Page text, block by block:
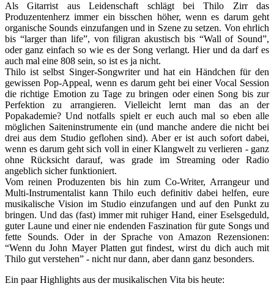
Als Gitarrist aus Leidenschaft schlägt bei Thilo Zirr das
Produzentenherz immer ein bisschen höher, wenn es darum geht
organische Sounds einzufangen und in Szene zu setzen. Von ehrlich
bis “larger than life”, von filigran akustisch bis “Wall of Sound”,
oder ganz einfach so wie es der Song verlangt. Hier und da darf es
auch mal eine 808 sein, so ist es ja nicht.
Thilo ist selbst Singer-Songwriter und hat ein Händchen für den
gewissen Pop-Appeal, wenn es darum geht bei einer Vocal Session
die richtige Emotion zu Tage zu bringen oder einen Song bis zur
Perfektion zu arrangieren. Vielleicht lernt man das an der
Popakademie? Und notfalls spielt er euch auch mal so eben alle
möglichen Saiteninstrumente ein (und manche andere die nicht bei
drei aus dem Studio geflohen sind). Aber er ist auch sofort dabei,
wenn es darum geht sich voll in einer Klangwelt zu verlieren - ganz
ohne Rücksicht darauf, was grade im Streaming oder Radio
angeblich sicher funktioniert.
Vom reinen Produzenten bis hin zum Co-Writer, Arrangeur und
Multi-Instrumentalist kann Thilo euch definitiv dabei helfen, eure
musikalische Vision im Studio einzufangen und auf den Punkt zu
bringen. Und das (fast) immer mit ruhiger Hand, einer Eselsgeduld,
guter Laune und einer nie endenden Faszination für gute Songs und
fette Sounds. Oder in der Sprache von Amazon Rezensionen:
“Wenn du John Mayer Platten gut findest, wirst du dich auch mit
Thilo gut verstehen” - nicht nur dann, aber dann ganz besonders.
Ein paar Highlights aus der musikalischen Vita bis heute: